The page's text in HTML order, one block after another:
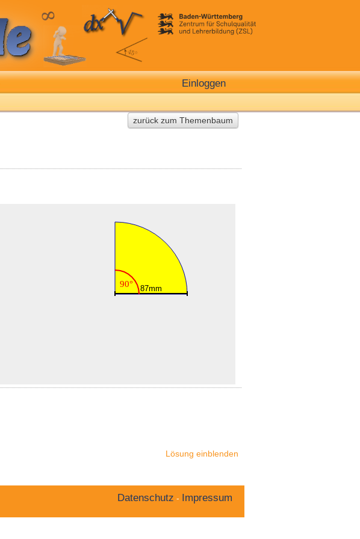
Einloggen
zurück zum Themenbaum
Lösung einblenden
Datenschutz - Impressum